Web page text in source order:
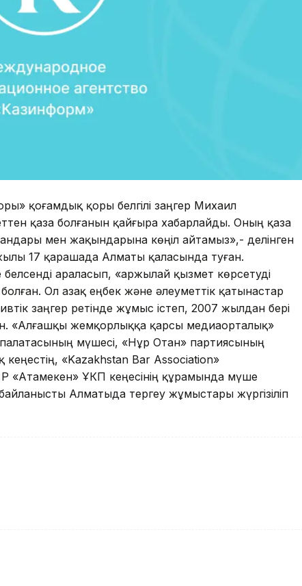
қоғамдық қоры белгілі заңгер Михаил
қаза болғанын қайғыра хабарлайды. Оның қаза
мен жақындарына көңіл айтамыз»,- делінген
17 қарашада Алматы қаласында туған.
белсенді араласып, «Қаржылай қызмет көрсетуді
Ол Қазақ еңбек және әлеуметтік қатынастар
заңгер ретінде жұмыс істеп, 2007 жылдан бері
«Алғашқы жемқорлыққа қарсы медиаорталық»
палатасының мүшесі, «Нұр Отан» партиясының
«Kazakhstan Bar Association»
«Атамекен» ҰКП кеңесінің құрамында мүше
Алматыда тергеу жұмыстары жүргізіліп